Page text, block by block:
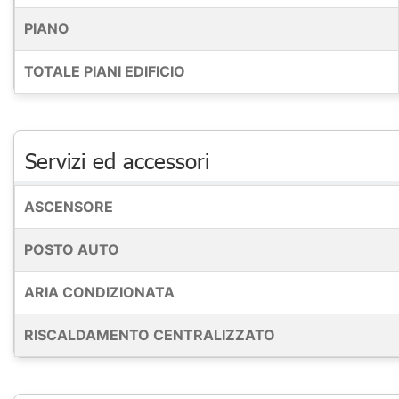
PIANO
TOTALE PIANI EDIFICIO
Servizi ed accessori
ASCENSORE
POSTO AUTO
ARIA CONDIZIONATA
RISCALDAMENTO CENTRALIZZATO